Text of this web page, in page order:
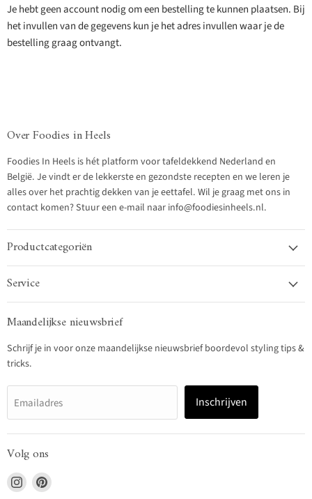
Je hebt geen account nodig om een bestelling te kunnen plaatsen. Bij
het invullen van de gegevens kun je het adres invullen waar je de
bestelling graag ontvangt.
Over Foodies in Heels
Foodies In Heels is hét platform voor tafeldekkend Nederland en
België. Je vindt er de lekkerste en gezondste recepten en we leren je
alles over het prachtig dekken van je eettafel. Wil je graag met ons in
contact komen? Stuur een e-mail naar info@foodiesinheels.nl.
Productcategoriën
Service
Maandelijkse nieuwsbrief
Schrijf je in voor onze maandelijkse nieuwsbrief boordevol styling tips &
tricks.
Emailadres Inschrijven
Volg ons
Vind
ons
Vind